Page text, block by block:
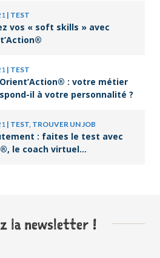
| TEST
avec
| TEST
: votre métier
il à votre personnalité ?
| TEST, TROUVER UN JOB
: faites le test avec
le coach virtuel
la newsletter !